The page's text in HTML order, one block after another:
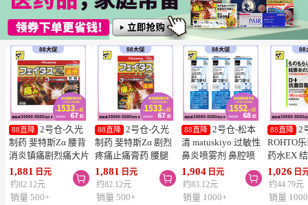
88直降 2号仓-久光
制药 斐特斯Zα 腰背
消炎镇痛剧烈痛大片
膏药贴 温感
10×14cm 7贴【第2
类医药品】
1,881 日元
约82.12元

销量 500+
88直降
2号仓-久光
制药 斐特斯Zα 剧烈
疼痛止痛膏药 腰腿
疼痛 温感 7×10cm
14贴【第2类医药
品】
1,881 日元
约82.12元

销量 500+
88直降 2号仓-松本
清 matuskiyo 过敏性
鼻炎喷雾剂 鼻腔喷
雾 缓解鼻塞流涕
30ml【第2类医药
品】 3个装
1,904 日元
约83.12元

销量 1000+
88直降
2
ROHTO
药水EX
药水
【第2类
【寒冷地
1,026 日
约44.79元
销量